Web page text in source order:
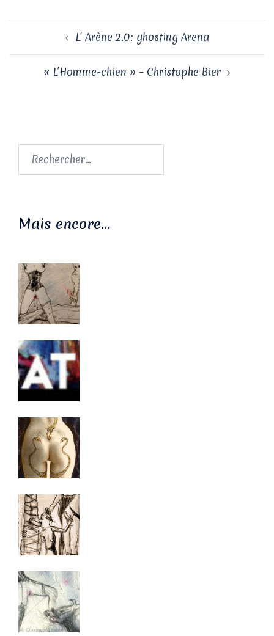
Navigation
d’article L’ Arène 2.0: ghosting Arena
« L’Homme-chien » – Christophe Bier
Rechercher :
Mais encore…